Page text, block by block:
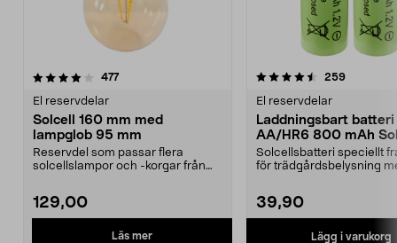
477recensioner
El reservdelar
Solcell 160 mm med
lampglob 95 mm
Reservdel som passar flera
solcellslampor och -korgar från
129,00
Läs mer
4.5 av 5 stjärnor 259
El reservdelar
Laddningsbart batteri
AA/HR6 800 mAh
pack
Solcellsbatteri speciellt
för trädgårdsbelysning
39,90
Lägg i varukorg
4.5 av 5 stjärnor